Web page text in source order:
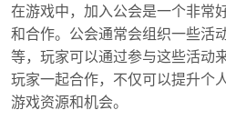
在游戏中，加入公会是一个非常
和合作。公会通常会组织一些活
等，玩家可以通过参与这些活动
玩家一起合作，不仅可以提升个
游戏资源和机会。